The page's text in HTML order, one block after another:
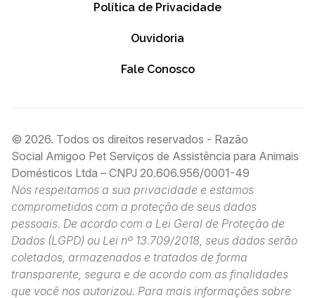
Política de Privacidade
Ouvidoria
Fale Conosco
© 2026. Todos os direitos reservados - Razão
Social Amigoo Pet Serviços de Assistência para Animais
Domésticos Ltda – CNPJ 20.606.956/0001-49
Nós respeitamos a sua privacidade e estamos
comprometidos com a proteção de seus dados
pessoais. De acordo com a Lei Geral de Proteção de
Dados (LGPD) ou Lei nº 13.709/2018, seus dados serão
coletados, armazenados e tratados de forma
transparente, segura e de acordo com as finalidades
que você nos autorizou. Para mais informações sobre